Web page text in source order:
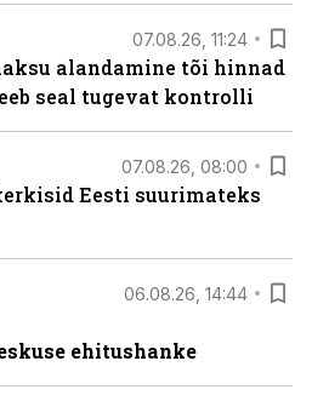
07.08.26, 11:24
alandamine tõi hinnad
seal tugevat kontrolli
07.08.26, 08:00
Eesti suurimateks
06.08.26, 14:44
ehitushanke